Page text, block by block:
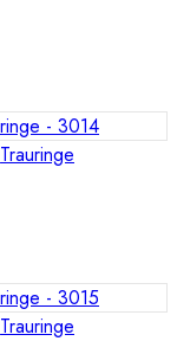
Trauringe
Trauringe